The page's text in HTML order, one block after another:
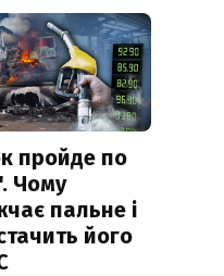
пройде по
Чому
пальне і
його